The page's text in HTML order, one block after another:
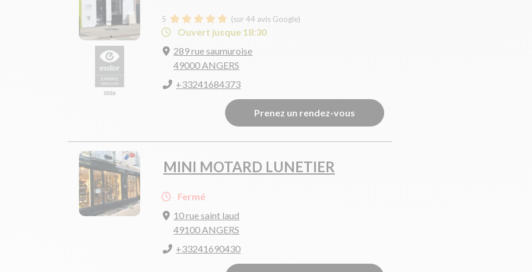
5 (sur 44 avis Google)
Ouvert jusque 18:30
289 rue saumuroise
49000 ANGERS
+33241684373
Prenez un rendez-vous
MINI MOTARD LUNETIER
Fermé
10 rue saint laud
49100 ANGERS
+33241690430